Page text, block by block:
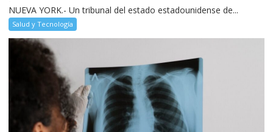
NUEVA YORK.- Un tribunal del estado estadounidense de...
Salud y Tecnología